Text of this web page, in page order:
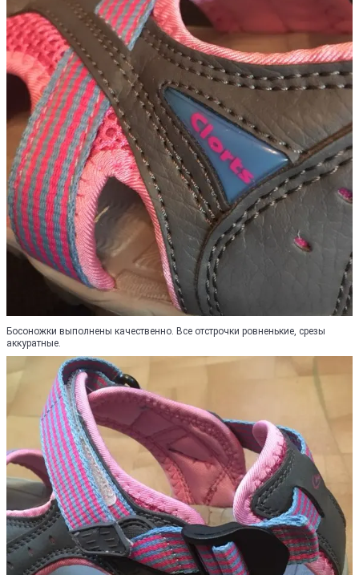
Босоножки выполнены качественно. Все отстрочки ровненькие, срезы
аккуратные.